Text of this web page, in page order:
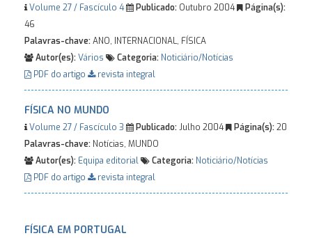
Volume 27 / Fascículo 4 Publicado: Outubro 2004
Página(s):
46
Palavras-chave:ANO, INTERNACIONAL, FÍSICA
Autor(es):Vários Categoria: Noticiário/Notícias
PDF do artigo
revista integral
FÍSICA NO MUNDO
Volume 27 / Fascículo 3 Publicado:Julho 2004 Página(s):20
Palavras-chave: Notícias, MUNDO
Autor(es): Equipa editorial Categoria: Noticiário/Notícias
PDF do artigo
revista integral
FÍSICA EM PORTUGAL